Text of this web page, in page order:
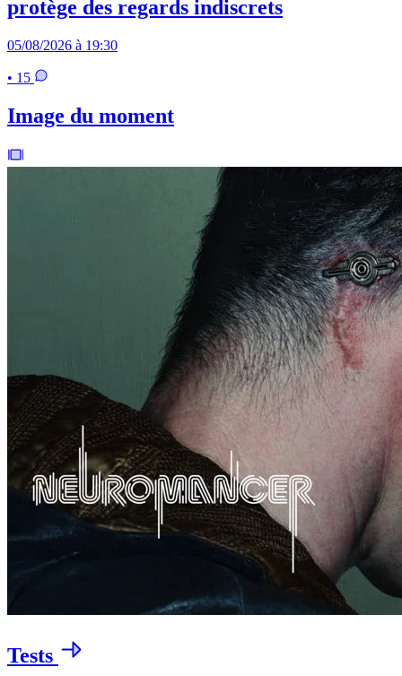
protège des regards indiscrets
05/08/2026 à 19:30
• 15
Image du moment
Tests